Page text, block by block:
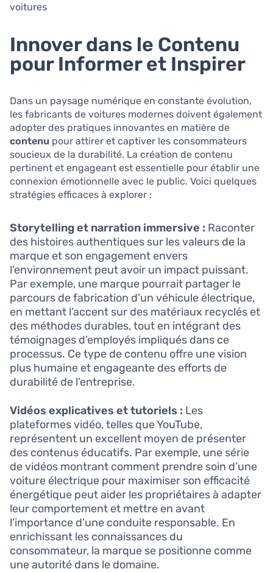
voitures
Innover dans le Contenu
pour Informer et Inspirer
Dans un paysage numérique en constante évolution,
les fabricants de voitures modernes doivent également
adopter des pratiques innovantes en matière de
contenu pour attirer et captiver les consommateurs
soucieux de la durabilité. La création de contenu
pertinent et engageant est essentielle pour établir une
connexion émotionnelle avec le public. Voici quelques
stratégies efficaces à explorer :
Storytelling et narration immersive : Raconter
des histoires authentiques sur les valeurs de la
marque et son engagement envers
l’environnement peut avoir un impact puissant.
Par exemple, une marque pourrait partager le
parcours de fabrication d’un véhicule électrique,
en mettant l’accent sur des matériaux recyclés et
des méthodes durables, tout en intégrant des
témoignages d’employés impliqués dans ce
processus. Ce type de contenu offre une vision
plus humaine et engageante des efforts de
durabilité de l’entreprise.
Vidéos explicatives et tutoriels : Les
plateformes vidéo, telles que YouTube,
représentent un excellent moyen de présenter
des contenus éducatifs. Par exemple, une série
de vidéos montrant comment prendre soin d’une
voiture électrique pour maximiser son efficacité
énergétique peut aider les propriétaires à adapter
leur comportement et mettre en avant
l’importance d’une conduite responsable. En
enrichissant les connaissances du
consommateur, la marque se positionne comme
une autorité dans le domaine.